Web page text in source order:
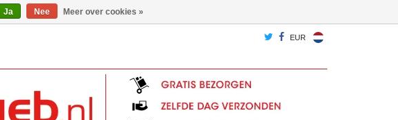
EUR
Ja Nee Meer over cookies »